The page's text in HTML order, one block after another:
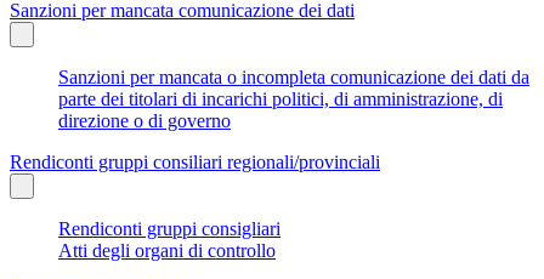
Sanzioni per mancata comunicazione dei dati
Sanzioni per mancata o incompleta comunicazione dei dati da
parte dei titolari di incarichi politici, di amministrazione, di
direzione o di governo
Rendiconti gruppi consiliari regionali/provinciali
Rendiconti gruppi consigliari
Atti degli organi di controllo